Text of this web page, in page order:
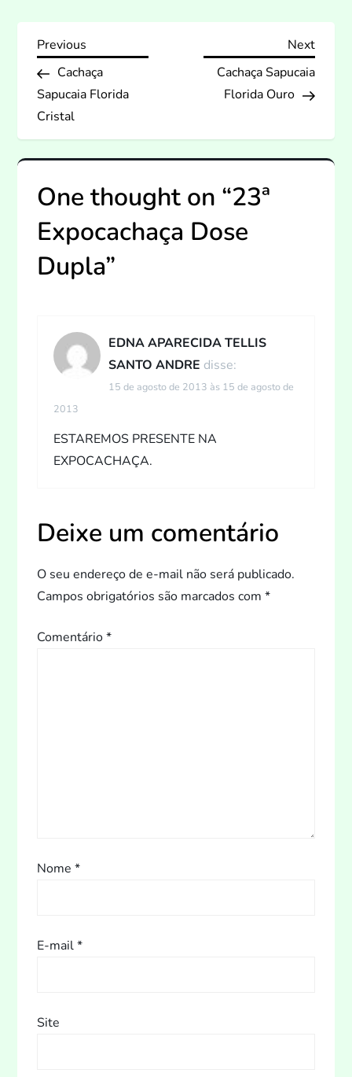
N
a
v
e
g
a
ç
s
t
Previous
Post
Previous
Cachaça
Sapucaia Florida
Cristal
Next
Post
Next
Cachaça Sapucaia
Florida Ouro
One thought on “23ª
Expocachaça Dose
Dupla”
EDNA APARECIDA TELLIS
SANTO ANDRE disse:
15 de agosto de 2013 às 15 de agosto de
2013
ESTAREMOS PRESENTE NA
EXPOCACHAÇA.
Deixe um comentário
O seu endereço de e-mail não será publicado.
Campos obrigatórios são marcados com*
Comentário*
Nome*
E-mail*
Site